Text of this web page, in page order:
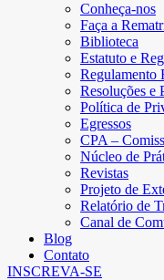
Conheça-nos
Faça a
Biblioteca
Estatuto e
Regulamento
Resoluções e
Política de
Egressos
CPA –
Núcleo de
Revistas
Projeto de
Relatório de
Canal de
Blog
Contato
INSCREVA-SE